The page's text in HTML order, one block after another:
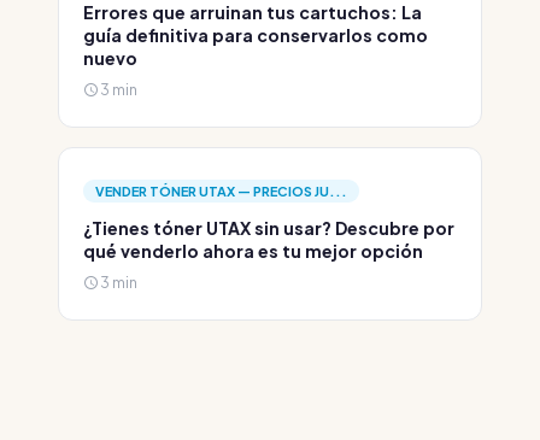
Errores que arruinan tus cartuchos: La
guía definitiva para conservarlos como
nuevo
3 min
VENDER TÓNER UTAX — PRECIOS JU...
¿Tienes tóner UTAX sin usar? Descubre por
qué venderlo ahora es tu mejor opción
3 min